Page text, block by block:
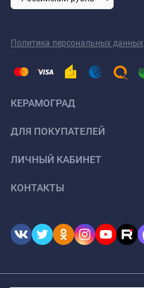
Политика персональных данных
КЕРАМОГРАД
ДЛЯ ПОКУПАТЕЛЕЙ
ЛИЧНЫЙ КАБИНЕТ
КОНТАКТЫ